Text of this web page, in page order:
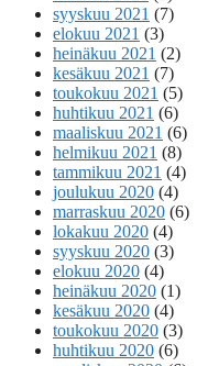
syyskuu 2021 (7)
elokuu 2021 (3)
heinäkuu 2021 (2)
kesäkuu 2021 (7)
toukokuu 2021 (5)
huhtikuu 2021 (6)
maaliskuu 2021 (6)
helmikuu 2021 (8)
tammikuu 2021 (4)
joulukuu 2020 (4)
marraskuu 2020 (6)
lokakuu 2020 (4)
syyskuu 2020 (3)
elokuu 2020 (4)
heinäkuu 2020 (1)
kesäkuu 2020 (4)
toukokuu 2020 (3)
huhtikuu 2020 (6)